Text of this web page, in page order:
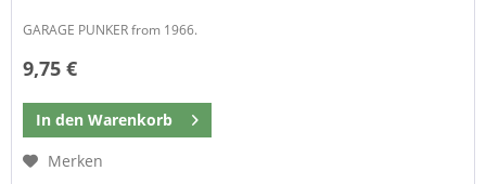
GARAGE PUNKER from 1966.
9,75 €
In den Warenkorb
Merken